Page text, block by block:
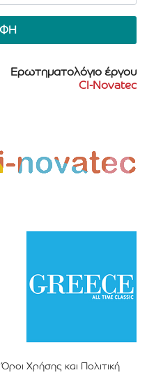
Ερωτηματολόγιο έργου
CI-Novatec
Όροι Χρήσης και Πολιτική